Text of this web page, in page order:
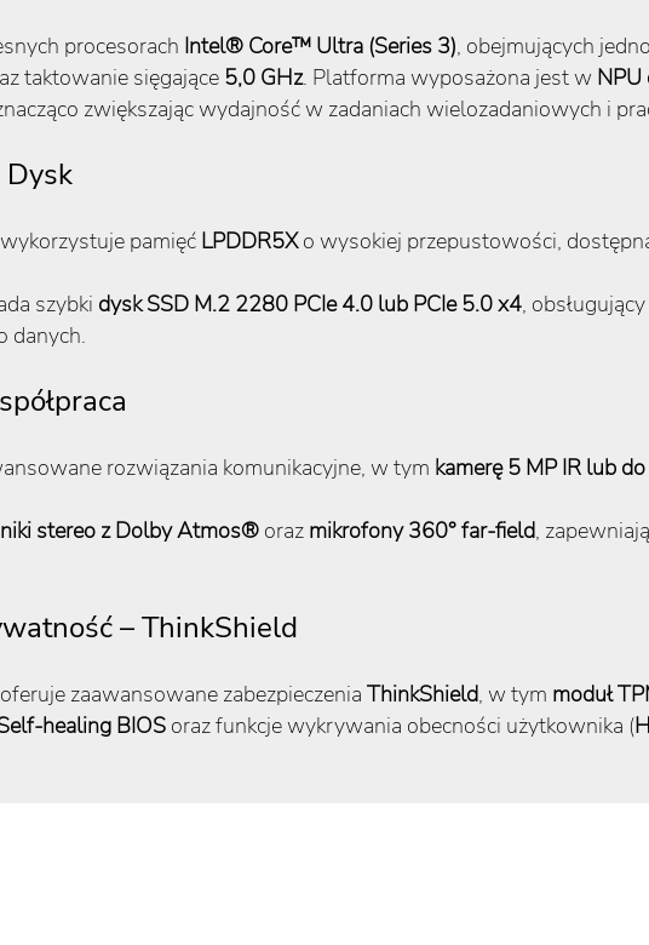
procesorach Intel® Core™ Ultra (Series 3), obejmujących
taktowanie sięgające 5,0 GHz. Platforma wyposażona jest w NPU
zwiększając wydajność w zadaniach wielozadaniowych i
Dysk
pamięć LPDDR5Xo wysokiej przepustowości,
szybki dysk SSD M.2 2280 PCIe 4.0 lub PCIe 5.0 x4,
danych.
rozwiązania komunikacyjne, w tym kamerę 5 MP IR lub
stereo z Dolby Atmos® oraz mikrofony 360° far-field,
– ThinkShield
zaawansowane zabezpieczenia ThinkShield, w tym moduł
healing BIOS oraz funkcje wykrywania obecności użytkownika (